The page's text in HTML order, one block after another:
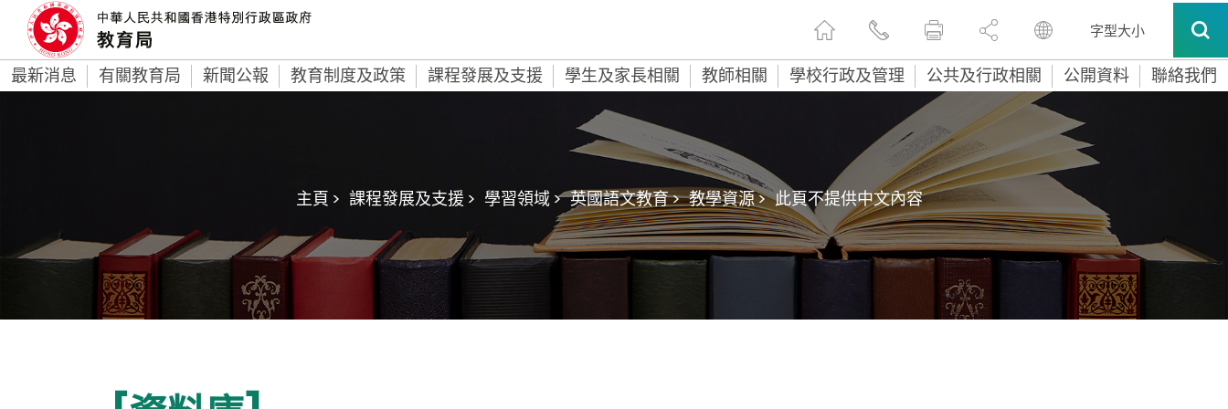
字型大小
最新消息 有關教育局 新聞公報 教育制度及政策 課程發展及支援 學生及家長相關 教師相關 學校行政及管理 公共及行政相關 公開資料 聯絡我們
主頁 > 課程發展及支援 > 學習領域 > 英國語文教育 > 教學資源 > 此頁不提供中文內容